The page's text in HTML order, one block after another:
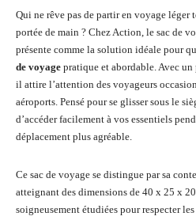
Qui ne rêve pas de partir en voyage léger
portée de main ? Chez Action, le sac de
présente comme la solution idéale pour
de voyage pratique et abordable. Avec
il attire l’attention des voyageurs
aéroports. Pensé pour se glisser sous le
d’accéder facilement à vos essentiels
déplacement plus agréable.
Ce sac de voyage se distingue par sa
atteignant des dimensions de 40 x 25 x
soigneusement étudiées pour respecter